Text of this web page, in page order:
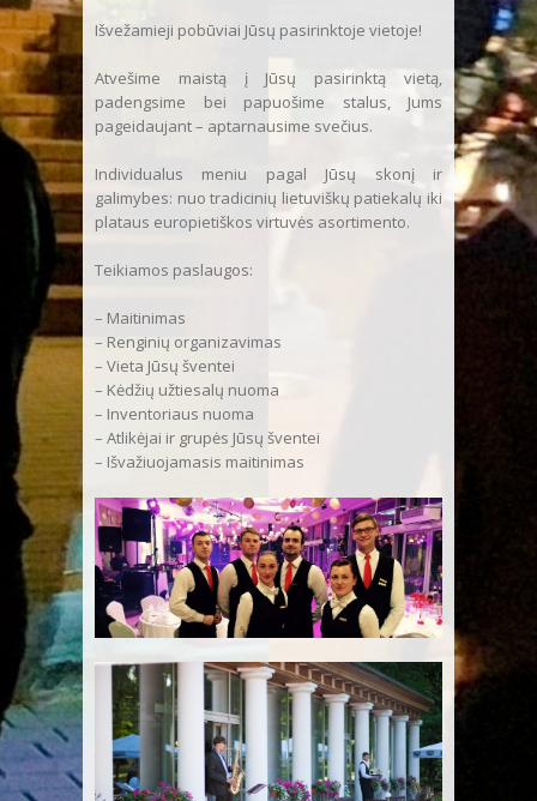
Išvežamieji pobūviai Jūsų pasirinktoje vietoje!
Atvešime maistą į Jūsų pasirinktą vietą,
padengsime bei papuošime stalus, Jums
pageidaujant – aptarnausime svečius.
Individualus meniu pagal Jūsų skonį ir
galimybes: nuo tradicinių lietuviškų patiekalų iki
plataus europietiškos virtuvės asortimento.
Teikiamos paslaugos:
– Maitinimas
– Renginių organizavimas
– Vieta Jūsų šventei
– Kėdžių užtiesalų nuoma
– Inventoriaus nuoma
– Atlikėjai ir grupės Jūsų šventei
– Išvažiuojamasis maitinimas